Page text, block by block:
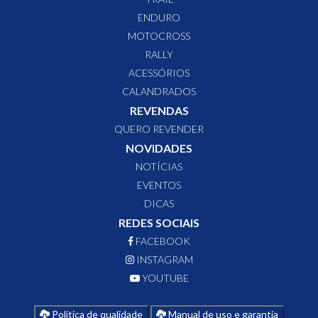
ENDURO
MOTOCROSS
RALLY
ACESSÓRIOS
CALANDRADOS
REVENDAS
QUERO REVENDER
NOVIDADES
NOTÍCIAS
EVENTOS
DICAS
REDES SOCIAIS
FACEBOOK
INSTAGRAM
YOUTUBE
Política de qualidade Manual de uso e garantia